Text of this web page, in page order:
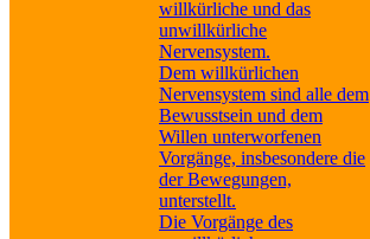
willkürliche und das
unwillkürliche
Nervensystem.
Dem willkürlichen
Nervensystem sind alle dem
Bewusstsein und dem
Willen unterworfenen
Vorgänge, insbesondere die
der Bewegungen,
unterstellt.
Die Vorgänge des